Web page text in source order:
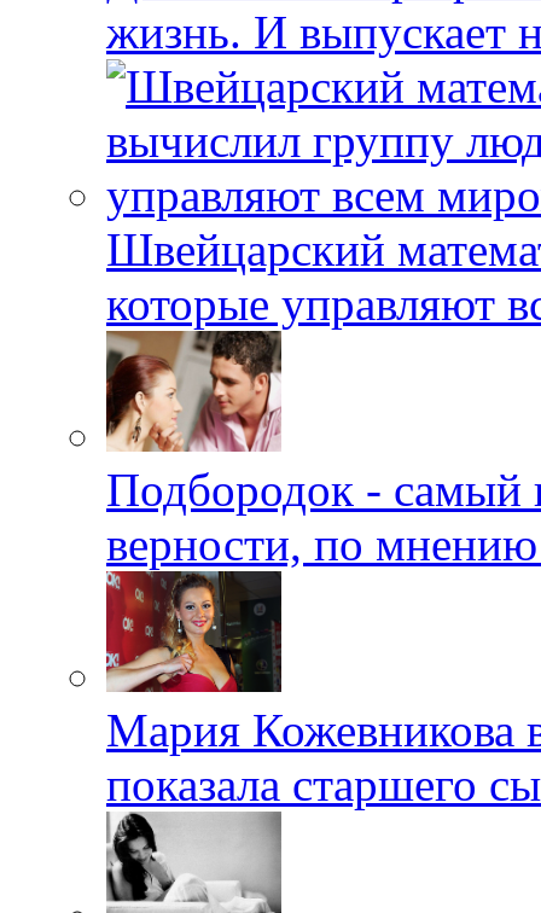
жизнь. И выпускает
Швейцарский
которые управляют
Подбородок - самый
верности, по
Мария Кожевникова
показала старшего